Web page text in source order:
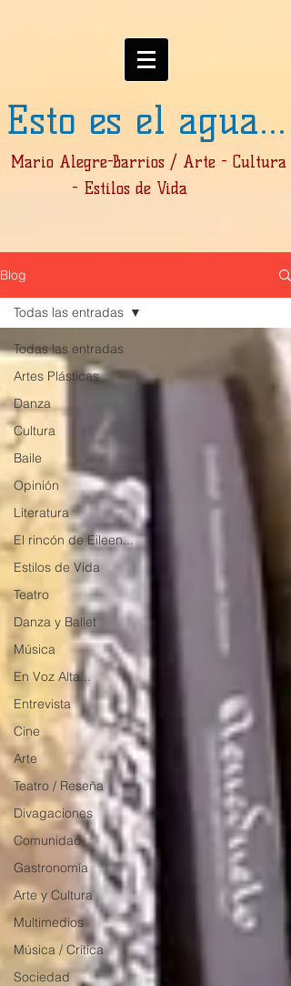
Esto es el agua...
Mario Alegre-Barrios / Arte - Cultura
- Estilos de Vida
Blog
Todas las entradas
Artes Plásticas
Danza
Cultura
Baile
Opinión
Literatura
El rincón de Eileen...
Estilos de Vida
Teatro
Danza y Ballet
Música
En Voz Alta...
Entrevista
Cine
Arte
Teatro / Reseña
Divagaciones
Comunidad
Gastronomía
Arte y Cultura
Multimedios
Música / Crítica
Sociedad
Todas las entradas